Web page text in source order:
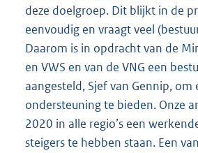
deze doelgroep. Dit blijkt in de
eenvoudig en vraagt veel
Daarom is in opdracht van de
en VWS en van de VNG een
aangesteld, Sjef van Gennip, om
ondersteuning te bieden. Onze
2020 in alle regio’s een
steigers te hebben staan. Een